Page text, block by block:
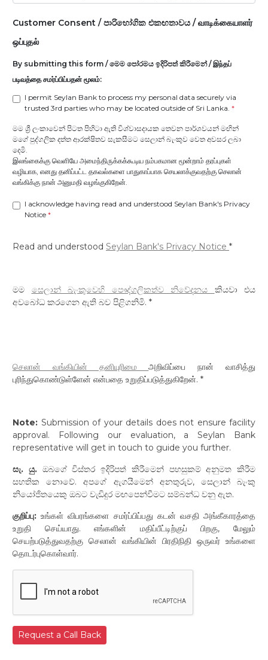
Customer Consent / පාරිභෝගික එකඟතාවය / வாடிக்கையாளர்
ஒப்புதல்
By submitting this form / මෙම පෝරමය ඉදිරිපත් කිරීමෙන් / இந்தப்
படிவத்தை சமர்ப்பிப்பதன் மூலம்:
I permit Seylan Bank to process my personal data securely via
trusted 3rd parties who may be located outside of Sri Lanka. *
මම ශ්‍රී ලංකාවෙන් පිටත පිහිටා ඇති විශ්වාසදායක තෙවන පාර්ශවයන් මඟින්
මගේ පුද්ගලික දත්ත ආරක්ෂිතව සැකසීමට සෙලාන් බැංකුව වෙත අවසර ලබා
දෙමි.
இலங்கைக்கு வெளியே அமைந்திருக்கக்கூடிய நம்பகமான மூன்றாம் தரப்புகள்
வழியாக, எனது தனிப்பட்ட தகவல்களை பாதுகாப்பாக செயலாக்குவதற்கு செலான்
வங்கிக்கு நான் அனுமதி வழங்குகிறேன்.
I acknowledge having read and understood Seylan Bank's Privacy
Notice *
Read and understood Seylan Bank's Privacy Notice *
මම සෙලාන් බැංකුවෙහි පෞද්ගලිකත්ව නිවේදනය කියවා එය
අවබෝධ කරගෙන ඇති බව පිළිගනිමි. *
செலான் வங்கியின் தனியுரிமைஅறிவிப்பை நான் வாசித்து
புரிந்துகொண்டுள்ளேன் என்பதை உறுதிப்படுத்துகிறேன். *
Note: Submission of your details does not ensure facility
approval. Following our evaluation, a Seylan Bank
representative will get in touch to guide you further.
සැ. යු. ඔබගේ විස්තර ඉදිරිපත් කිරීමෙන් පහසුකම් අනුමත කිරීම
සහතික නොවේ. අපගේ ඇගයීමෙන් අනතුරුව, සෙලාන් බැංකු
නියෝජිතයෙකු ඔබට වැඩිදුර මඟපෙන්වීමට සම්බන්ධ වනු ඇත.
குறிப்பு:உங்கள் விபரங்களை சமர்ப்பிப்பது கடன் வசதி அங்கீகாரத்தை
உறுதி செய்யாது. எங்களின் மதிப்பீட்டிற்குப் பிறகு, மேலும்
செயற்படுத்துவதற்கு செலான் வங்கியின் பிரதிநிதி ஒருவர் உங்களை
தொடர்புகொள்வார்.
Request a Call Back